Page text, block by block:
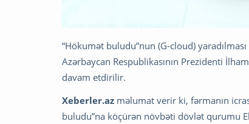
“Hökumət buludu”nun (G-cloud)
Azərbaycan Respublikasının Prezidenti
davam etdirilir.
Xeberler.az məlumat verir ki, fərmanın
buludu”na köçürən növbəti dövlət qurumu